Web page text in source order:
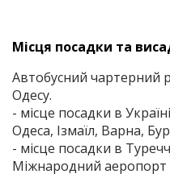
Місця посадки та
Автобусний чартерний
Одесу.
- місце посадки в
Одеса, Ізмаїл, Варна,
- місце посадки в
Міжнародний аеропорт